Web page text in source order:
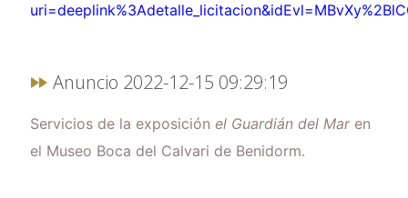
Anuncio 2022-12-15 09:29:19
Servicios de la exposición el Guardián del Mar en
el Museo Boca del Calvari de Benidorm.